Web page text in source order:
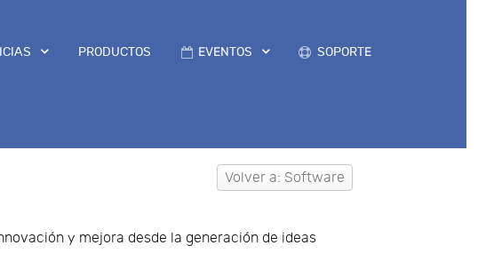
PRODUCTOS EVENTOS SOPORTE
Volver a: Software
y mejora desde la generación de ideas